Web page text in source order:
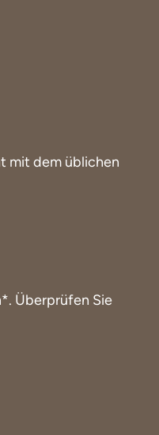
Überprüfen Sie